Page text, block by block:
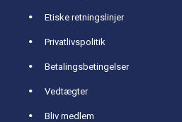
Etiske retningslinjer
Privatlivspolitik
Betalingsbetingelser
Vedtægter
Bliv medlem